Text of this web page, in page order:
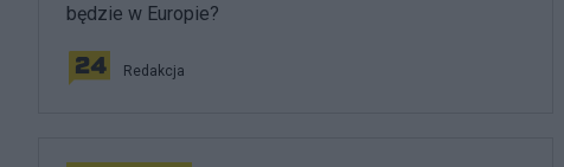
będzie w Europie?
Redakcja